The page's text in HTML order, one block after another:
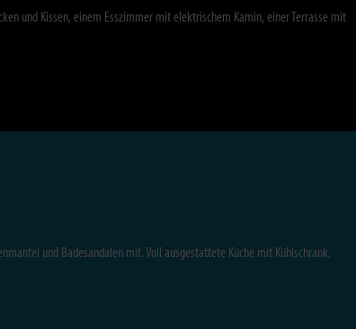
und Kissen, einem Esszimmer mit elektrischem Kamin, einer Terrasse mit
und Badesandalen mit. Voll ausgestattete Küche mit Kühlschrank,